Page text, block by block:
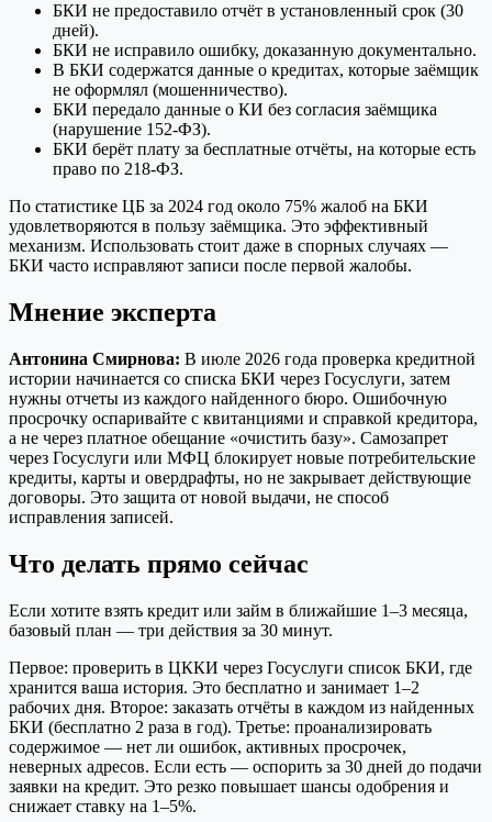
БКИ не предоставило отчёт в установленный срок (30
дней).
БКИ не исправило ошибку, доказанную документально.
В БКИ содержатся данные о кредитах, которые заёмщик
не оформлял (мошенничество).
БКИ передало данные о КИ без согласия заёмщика
(нарушение 152-ФЗ).
БКИ берёт плату за бесплатные отчёты, на которые есть
право по 218-ФЗ.
По статистике ЦБ за 2024 год около 75% жалоб на БКИ
удовлетворяются в пользу заёмщика. Это эффективный
механизм. Использовать стоит даже в спорных случаях —
БКИ часто исправляют записи после первой жалобы.
Мнение эксперта
Антонина Смирнова: В июле 2026 года проверка кредитной
истории начинается со списка БКИ через Госуслуги, затем
нужны отчеты из каждого найденного бюро. Ошибочную
просрочку оспаривайте с квитанциями и справкой кредитора,
а не через платное обещание «очистить базу». Самозапрет
через Госуслуги или МФЦ блокирует новые потребительские
кредиты, карты и овердрафты, но не закрывает действующие
договоры. Это защита от новой выдачи, не способ
исправления записей.
Что делать прямо сейчас
Если хотите взять кредит или займ в ближайшие 1–3 месяца,
базовый план — три действия за 30 минут.
Первое: проверить в ЦККИ через Госуслуги список БКИ, где
хранится ваша история. Это бесплатно и занимает 1–2
рабочих дня. Второе: заказать отчёты в каждом из найденных
БКИ (бесплатно 2 раза в год). Третье: проанализировать
содержимое — нет ли ошибок, активных просрочек,
неверных адресов. Если есть — оспорить за 30 дней до подачи
заявки на кредит. Это резко повышает шансы одобрения и
снижает ставку на 1–5%.